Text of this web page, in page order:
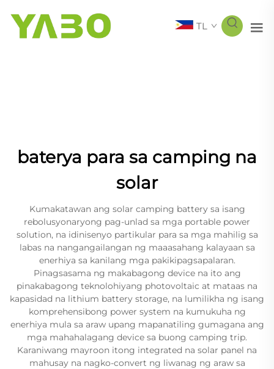
TL
baterya para sa camping na
solar
Kumakatawan ang solar camping battery sa isang
rebolusyonaryong pag-unlad sa mga portable power
solution, na idinisenyo partikular para sa mga mahilig sa
labas na nangangailangan ng maaasahang kalayaan sa
enerhiya sa kanilang mga pakikipagsapalaran.
Pinagsasama ng makabagong device na ito ang
pinakabagong teknolohiyang photovoltaic at mataas na
kapasidad na lithium battery storage, na lumilikha ng isang
komprehensibong power system na kumukuha ng
enerhiya mula sa araw upang mapanatiling gumagana ang
mga mahahalagang device sa buong camping trip.
Karaniwang mayroon itong integrated na solar panel na
mahusay na nagko-convert ng liwanag ng araw sa